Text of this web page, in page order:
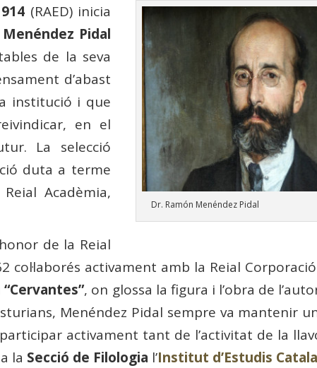
Dr. Ramón Menéndez Pidal
(RAED) inicia
Menéndez Pidal
de la seva
d’abast
institució i que
en el
La selecció
duta a terme
Acadèmia,
de la Reial
activament amb la Reial
“Cervantes”, on glossa la figura i l’obra de
Menéndez Pidal sempre va mantenir
activament tant de l’activitat de la
la Secció de Filologia l’Institut d’Estudis